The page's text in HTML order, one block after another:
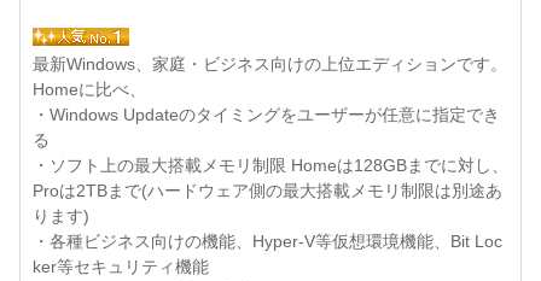
最新Windows、家庭・ビジネス向けの上位エディションです。
Homeに比べ、
・Windows Updateのタイミングをユーザーが任意に指定でき
る
・ソフト上の最大搭載メモリ制限 Homeは128GBまでに対し、
Proは2TBまで(ハードウェア側の最大搭載メモリ制限は別途あ
ります)
・各種ビジネス向けの機能、Hyper-V等仮想環境機能、Bit Loc
ker等セキュリティ機能